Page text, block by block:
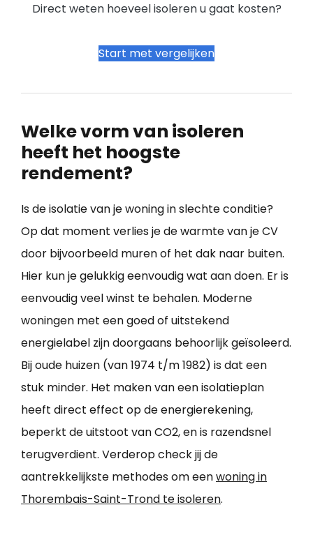
Direct weten hoeveel isoleren u gaat kosten?
Start met vergelijken
Welke vorm van isoleren
heeft het hoogste
rendement?
Is de isolatie van je woning in slechte conditie?
Op dat moment verlies je de warmte van je CV
door bijvoorbeeld muren of het dak naar buiten.
Hier kun je gelukkig eenvoudig wat aan doen. Er is
eenvoudig veel winst te behalen. Moderne
woningen met een goed of uitstekend
energielabel zijn doorgaans behoorlijk geïsoleerd.
Bij oude huizen (van 1974 t/m 1982) is dat een
stuk minder. Het maken van een isolatieplan
heeft direct effect op de energierekening,
beperkt de uitstoot van CO2, en is razendsnel
terugverdient. Verderop check jij de
aantrekkelijkste methodes om eenwoning in
Thorembais-Saint-Trond te isoleren.